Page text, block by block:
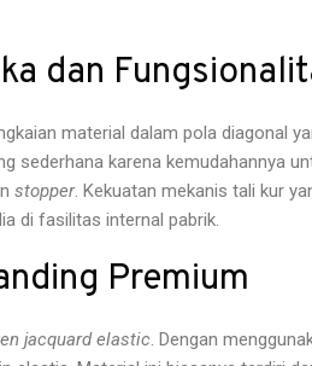
dan
material dalam pola diagonal
sederhana karena kemudahannya
stopper. Kekuatan mekanis tali kur
di fasilitas internal pabrik.
Premium
jacquard elastic. Dengan